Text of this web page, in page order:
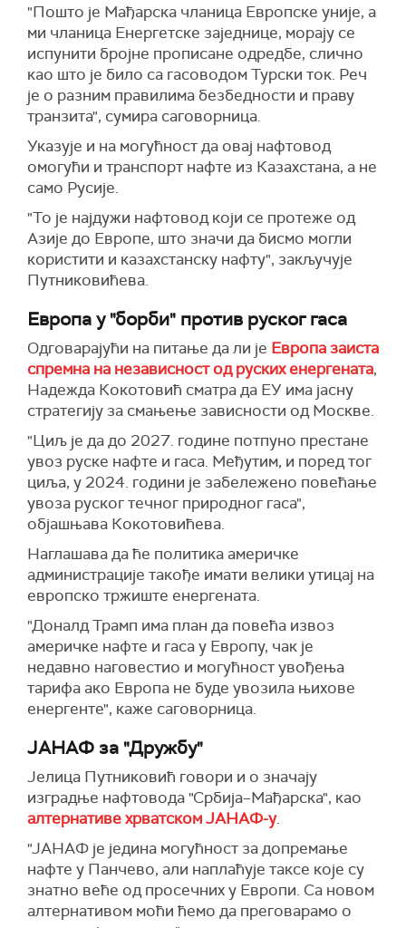
"Пошто је Мађарска чланица Европске уније, а
ми чланица Енергетске заједнице, морају се
испунити бројне прописане одредбе, слично
као што је било са гасоводом Турски ток. Реч
је о разним правилима безбедности и праву
транзита", сумира саговорница.
Указује и на могућност да овај нафтовод
омогући и транспорт нафте из Казахстана, а не
само Русије.
"То је најдужи нафтовод који се протеже од
Азије до Европе, што значи да бисмо могли
користити и казахстанску нафту", закључује
Путниковићева.
Европа у "борби" против руског гаса
Одговарајући на питање да ли је Европа заиста
спремна на независност од руских енергената,
Надежда Кокотовић сматра да ЕУ има јасну
стратегију за смањење зависности од Москве.
"Циљ је да до 2027. године потпуно престане
увоз руске нафте и гаса. Међутим, и поред тог
циља, у 2024. години је забележено повећање
увоза руског течног природног гаса",
објашњава Кокотовићева.
Наглашава да ће политика америчке
администрације такође имати велики утицај на
европско тржиште енергената.
"Доналд Трамп има план да повећа извоз
америчке нафте и гаса у Европу, чак је
недавно наговестио и могућност увођења
тарифа ако Европа не буде увозила њихове
енергенте", каже саговорница.
ЈАНАФ за "Дружбу"
Јелица Путниковић говори и о значају
изградње нафтовода "Србија–Мађарска", као
алтернативе хрватском ЈАНАФ-у.
"ЈАНАФ је једина могућност за допремање
нафте у Панчево, али наплаћује таксе које су
знатно веће од просечних у Европи. Са новом
алтернативом моћи ћемо да преговарамо о